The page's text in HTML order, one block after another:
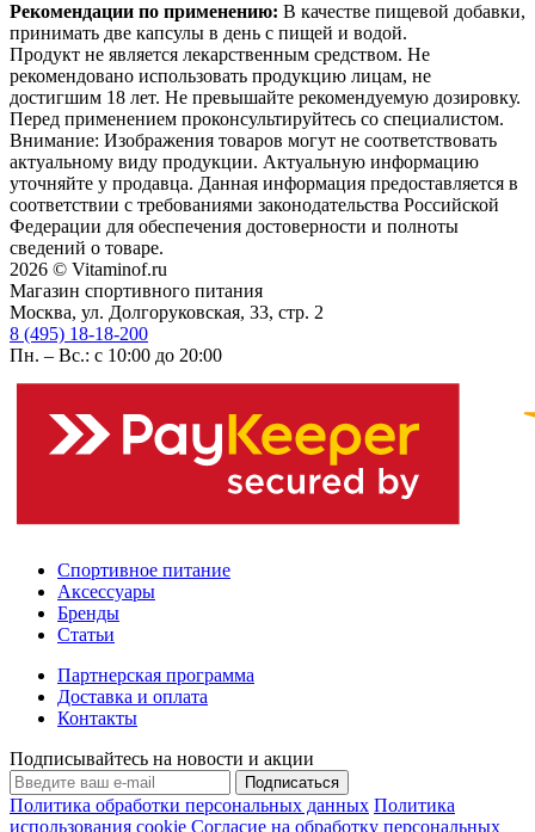
Рекомендации по применению: В качестве пищевой добавки,
принимать две капсулы в день с пищей и водой.
Продукт не является лекарственным средством. Не
рекомендовано использовать продукцию лицам, не
достигшим 18 лет. Не превышайте рекомендуемую дозировку.
Перед применением проконсультируйтесь со специалистом.
Внимание: Изображения товаров могут не соответствовать
актуальному виду продукции. Актуальную информацию
уточняйте у продавца. Данная информация предоставляется в
соответствии с требованиями законодательства Российской
Федерации для обеспечения достоверности и полноты
сведений о товаре.
2026 © Vitaminof.ru
Магазин спортивного питания
Москва, ул. Долгоруковская, 33, стр. 2
8 (495) 18-18-200
Пн. – Вс.: с 10:00 до 20:00
Спортивное питание
Аксессуары
Бренды
Статьи
Партнерская программа
Доставка и оплата
Контакты
Подписывайтесь на новости и акции
Подписаться
Политика обработки персональных данных Политика
использования cookie Согласие на обработку персональных